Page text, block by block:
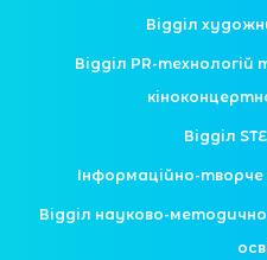
Відділ
Відділ PR-
Відділ
Інформаційно-
Відділ науково-